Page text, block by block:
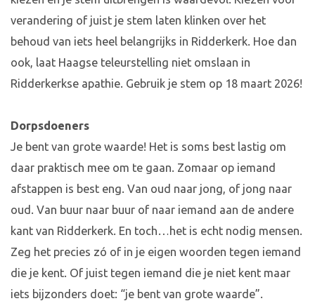
verandering of juist je stem laten klinken over het
behoud van iets heel belangrijks in Ridderkerk. Hoe dan
ook, laat Haagse teleurstelling niet omslaan in
Ridderkerkse apathie. Gebruik je stem op 18 maart 2026!
Dorpsdoeners
Je bent van grote waarde! Het is soms best lastig om
daar praktisch mee om te gaan. Zomaar op iemand
afstappen is best eng. Van oud naar jong, of jong naar
oud. Van buur naar buur of naar iemand aan de andere
kant van Ridderkerk. En toch…het is echt nodig mensen.
Zeg het precies zó of in je eigen woorden tegen iemand
die je kent. Of juist tegen iemand die je niet kent maar
iets bijzonders doet: “je bent van grote waarde”.